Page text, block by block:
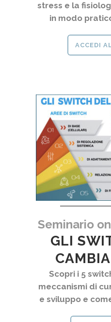
stress e la
in modo
ACCEDI
Seminario
GLI
Scopri i 5
meccanismi di
e sviluppo e